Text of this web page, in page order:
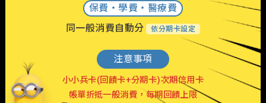
保費・學費・醫療費
同一般消費自動分
依分期卡設定
注意事項
小小兵卡(回饋卡+分期卡)次期信用卡
帳單折抵一般消費，每期回饋上限